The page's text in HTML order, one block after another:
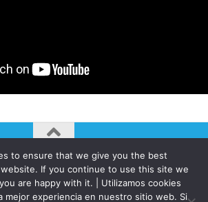
arte actual © JAVIER MARTINEZ 2026. All
Rights Reserved.
- Diseñado con elTema Hueman
to ensure that we give you the best
If you continue to use this site we
are happy with it. | Utilizamos cookies
mejor experiencia en nuestro sitio web. Si